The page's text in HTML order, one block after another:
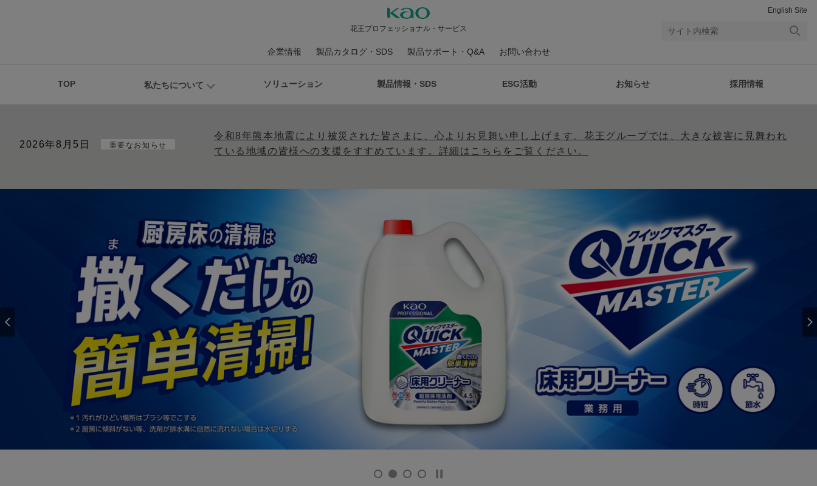
花王プロフェッショナル・サービス
English Site
する
企業情報 製品カタログ・SDS 製品サポート・Q&A お問い合わせ
TOP 私たちについて ソリューション 製品情報・SDS ESG活動 お知らせ 採用情報
2026年8月5日 重要なお知らせ
令和8年熊本地震により被災された皆さまに、心よりお見舞い申し上げます。花王グループでは、大きな被害に見舞われ
ている地域の皆様への支援をすすめています。詳細はこちらをご覧ください。